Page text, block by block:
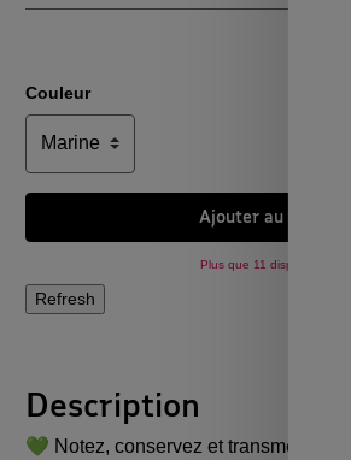
Couleur
Ajouter au panier
Plus que 11 disponibles !
Description
💚 Notez, conservez et transmettez